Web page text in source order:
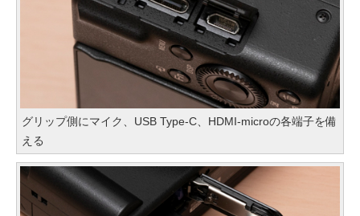
グリップ側にマイク、USB Type-C、HDMI-microの各端子を備
える